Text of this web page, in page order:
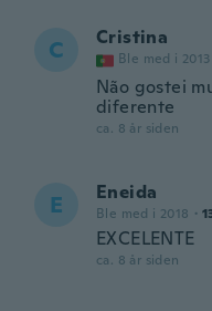
C Cristina
Ble med i 2013
Não gostei
diferente
ca. 8 år siden
E Eneida
Ble med i 2018 ·
EXCELENTE
ca. 8 år siden